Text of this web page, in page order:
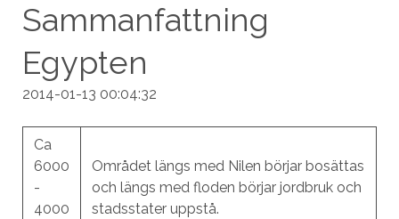
Sammanfattning
Egypten
2014-01-13 00:04:32
Ca
6000
-
4000
Området längs med Nilen börjar bosättas
och längs med floden börjar jordbruk och
stadsstater uppstå.